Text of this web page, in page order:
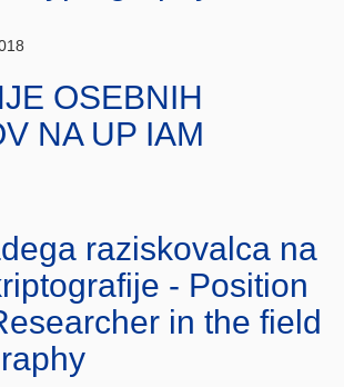
OSEBNIH
NA UP IAM
raziskovalca na
- Position
in the field